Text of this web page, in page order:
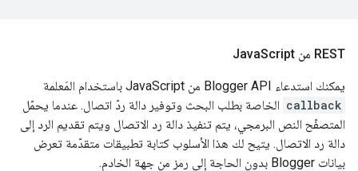
REST من Java Script
يمكنك استدعاء Blogger API من JavaScript باستخدام المَعلمة
callback الخاصة بطلب البحث وتوفير دالة ردّ اتصال. عندما يحمّل
المتصفّح النص البرمجي، يتم تنفيذ دالة رد الاتصال ويتم تقديم الرد إلى
دالة رد الاتصال. يتيح لك هذا الأسلوب كتابة تطبيقات متقدّمة تعرض
بيانات Blogger بدون الحاجة إلى رمز من جهة الخادم.